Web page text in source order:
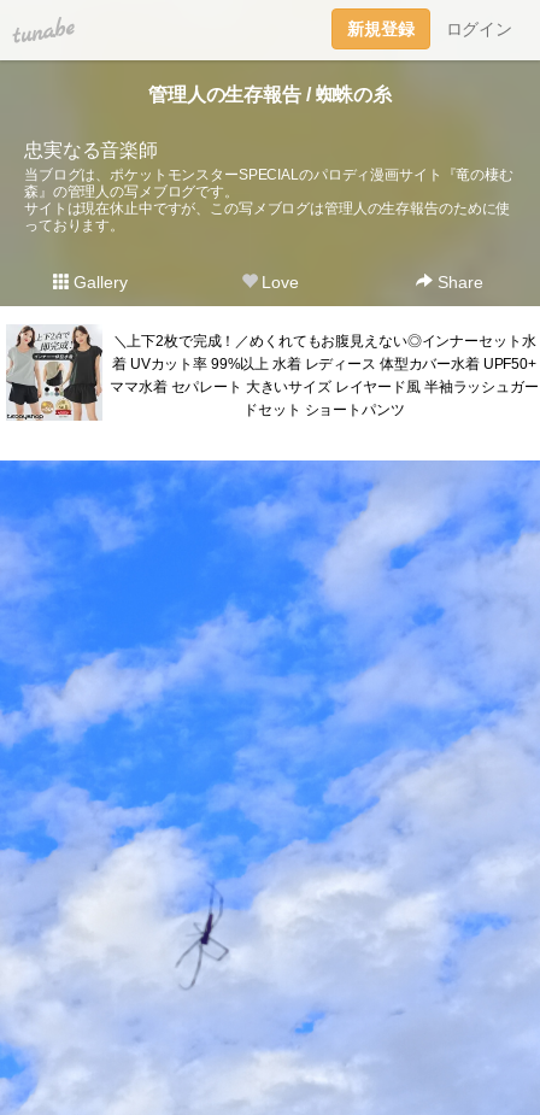
tuna.be 新規登録 ログイン
管理人の生存報告 / 蜘蛛の糸
忠実なる音楽師
当ブログは、ポケットモンスターSPECIALのパロディ漫画サイト『竜の棲む
森』の管理人の写メブログです。
サイトは現在休止中ですが、この写メブログは管理人の生存報告のために使
っております。
Gallery Love Share
＼上下2枚で完成！／めくれてもお腹見えない◎インナーセット水
着 UVカット率 99%以上 水着 レディース 体型カバー水着 UPF50+
ママ水着 セパレート 大きいサイズ レイヤード風 半袖ラッシュガー
ドセット ショートパンツ